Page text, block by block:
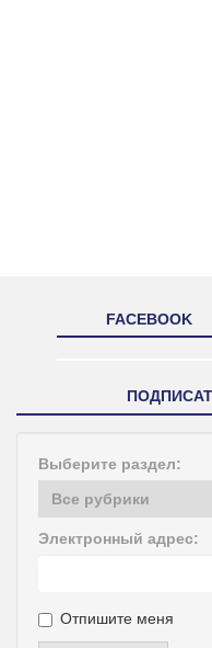
FACEBOOK
Выберите раздел:
Электронный адрес:
Отпишите меня